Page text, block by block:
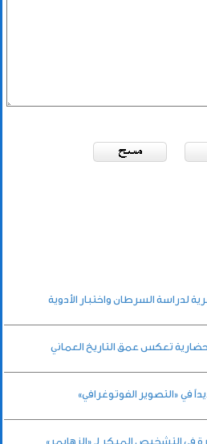
حضارية تعكس عمق التاريخ العماني
في «التصوير الفوتوغرافي»
التشخيص المبكر لـ «الزهايمر»